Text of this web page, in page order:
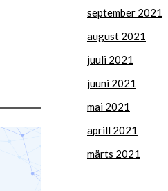
september 2021
august 2021
juuli 2021
juuni 2021
mai 2021
aprill 2021
märts 2021